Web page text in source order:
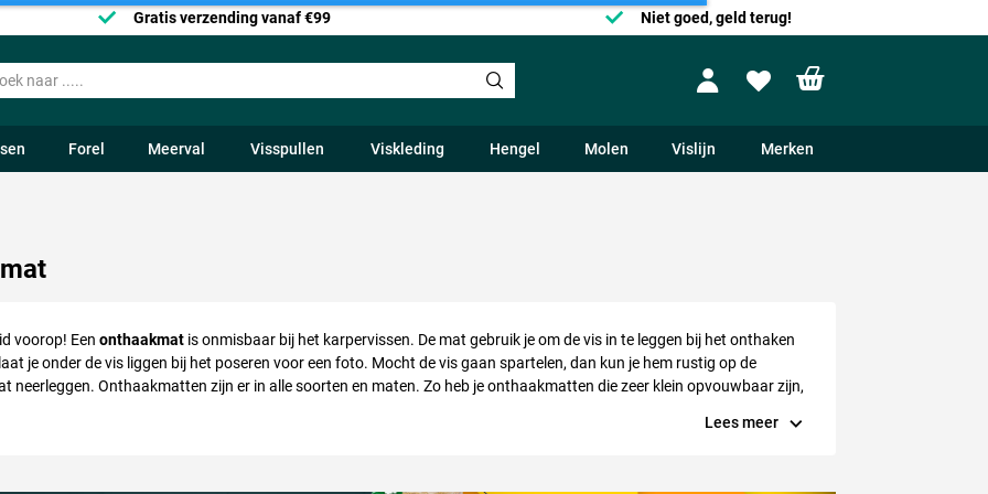
Gratis verzending vanaf €99 Niet goed, geld terug!
ProfileWishlist
Forel Meerval Visspullen Viskleding Hengel Molen Vislijn Merken
voorop! Een onthaakmat is onmisbaar bij het karpervissen. De mat gebruik je om de vis in te leggen bij het onthaken
je onder de vis liggen bij het poseren voor een foto. Mocht de vis gaan spartelen, dan kun je hem rustig op de
neerleggen. Onthaakmatten zijn er in alle soorten en maten. Zo heb je onthaakmatten die zeer klein opvouwbaar zijn,
Door deze randen zal de vis niet uit of af de mat spartelen. Deze wanden zijn gemaakt
Lees meer